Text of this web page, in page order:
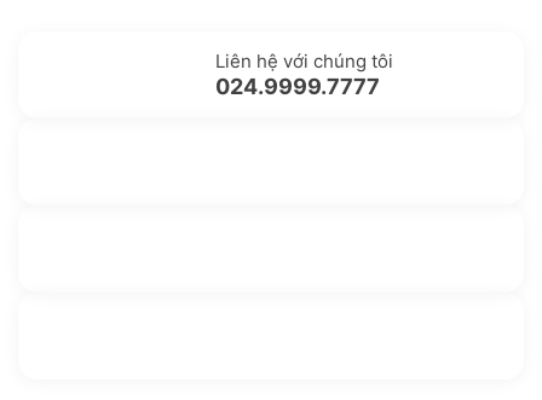
Liên hệ với chúng tôi
024.9999.7777